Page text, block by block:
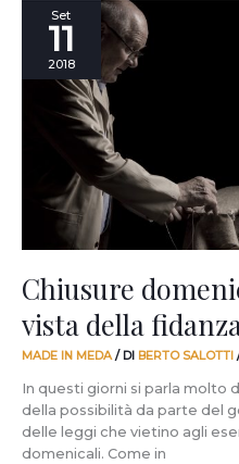
Set
11
2018
Chiusure
vista della
MADE IN MEDA/ DI BERTO SALOTTI
In questi giorni si parla molto
della possibilità da parte del
delle leggi che vietino agli
domenicali. Come in
Chiusure
domenicali.
altri